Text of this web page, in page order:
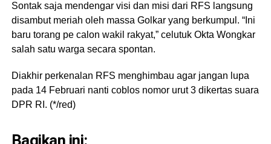
Sontak saja mendengar visi dan misi dari RFS langsung
disambut meriah oleh massa Golkar yang berkumpul. “Ini
baru torang pe calon wakil rakyat,” celutuk Okta Wongkar
salah satu warga secara spontan.
Diakhir perkenalan RFS menghimbau agar jangan lupa
pada 14 Februari nanti coblos nomor urut 3 dikertas suara
DPR RI. (*/red)